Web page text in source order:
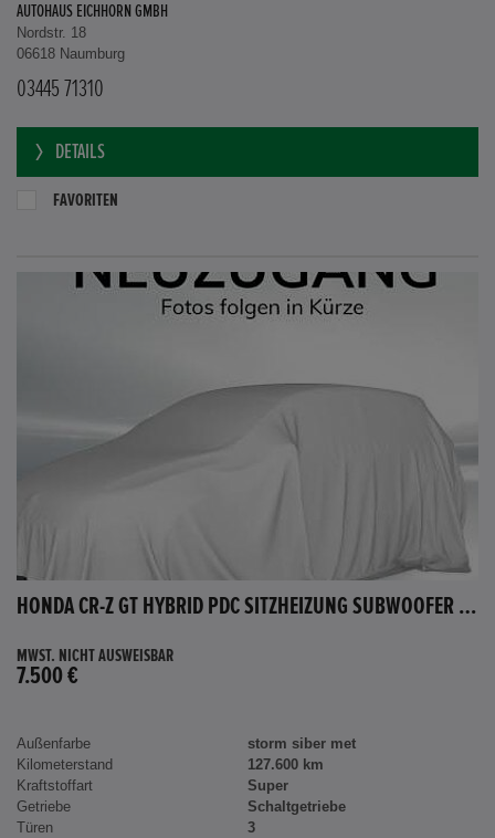
AUTOHAUS EICHHORN GMBH
Nordstr. 18
06618 Naumburg
03445 71310
DETAILS
FAVORITEN
HONDA CR-Z GT HYBRID PDC SITZHEIZUNG SUBWOOFER BLUETOOTH
MWST. NICHT AUSWEISBAR
7.500 €
Außenfarbe
storm siber met
Kilometerstand
127.600 km
Kraftstoffart
Super
Getriebe
Schaltgetriebe
Türen
3